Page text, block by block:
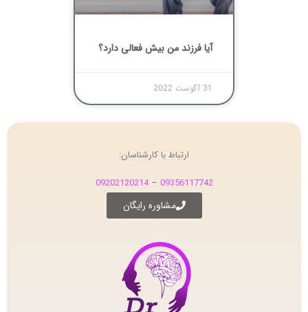
آیا فرزند من بیش فعالی دارد؟
31 آگوست 2022
ارتباط با کارشناسان:
09356117742
–
09202120214
مشاوره رایگان